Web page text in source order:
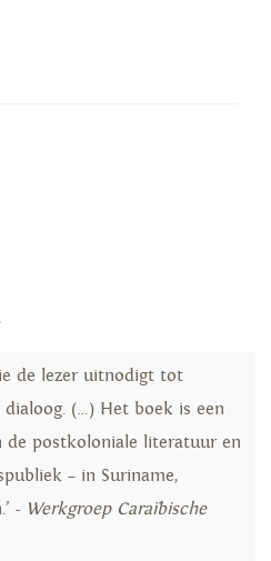
de lezer uitnodigt tot
(…) Het boek is een
de postkoloniale literatuur en
– in Suriname,
- Werkgroep Caraïbische